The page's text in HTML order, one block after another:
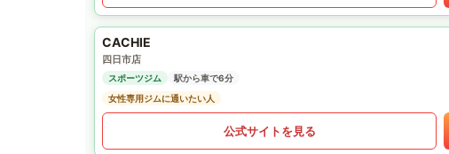
CACHIE
四日市店
スポーツジム
駅から車で6分
女性専用ジムに通いたい人
公式サイトを見る